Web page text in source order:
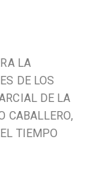
LA
DE LOS
DE LA
CABALLERO,
TIEMPO